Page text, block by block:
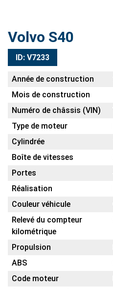
Volvo S40
ID: V7233
Année de construction
Mois de construction
Numéro de châssis (VIN)
Type de moteur
Cylindrée
Boîte de vitesses
Portes
Réalisation
Couleur véhicule
Relevé du compteur
kilométrique
Propulsion
ABS
Code moteur